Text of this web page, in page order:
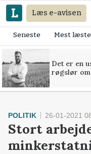
Læs e-avisen
Seneste Mest læste
Det er en
røgslør
POLITIK 26-01-2021
Stort